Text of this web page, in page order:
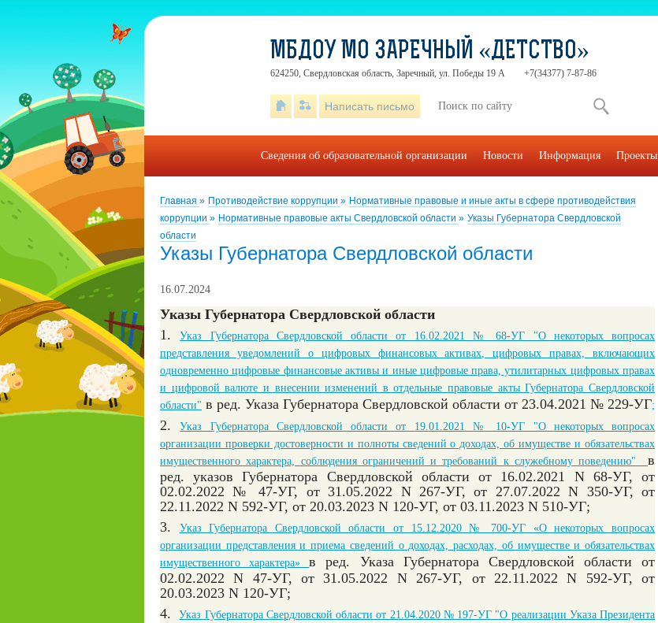
Главная » Противодействие коррупции » Нормативные правовые и иные акты в сфере противодействия
коррупции » Нормативные правовые акты Свердловской области » Указы Губернатора Свердловской
области
Указы Губернатора Свердловской области
16.07.2024
Указы Губернатора Свердловской области
1.Указ Губернатора Свердловской области от 16.02.2021 № 68-УГ "О некоторых вопросах
представления уведомлений о цифровых финансовых активах, цифровых правах, включающих
одновременно цифровые финансовые активы и иные цифровые права, утилитарных цифровых правах
и цифровой валюте и внесении изменений в отдельные правовые акты Губернатора Свердловской
области" в ред. Указа Губернатора Свердловской области от 23.04.2021 № 229-УГ;
2.Указ Губернатора Свердловской области от 19.01.2021 № 10-УГ "О некоторых вопросах
организации проверки достоверности и полноты сведений о доходах, об имуществе и обязательствах
имущественного характера, соблюдения ограничений и требований к служебному поведению" в
ред. указов Губернатора Свердловской области от 16.02.2021 N 68-УГ, от
02.02.2022 № 47-УГ, от 31.05.2022 N 267-УГ, от 27.07.2022 N 350-УГ, от
22.11.2022 N 592-УГ, от 20.03.2023 N 120-УГ, от 03.11.2023 N 510-УГ;
3.
Указ Губернатора Свердловской области от 15.12.2020 № 700-УГ «О некоторых вопросах
организации представления и приема сведений о доходах, расходах, об имуществе и обязательствах
имущественного характера»в ред. Указа Губернатора Свердловской области от
02.02.2022 N 47-УГ,от 31.05.2022 N 267-УГ, от 22.11.2022 N 592-УГ, от
20.03.2023 N 120-УГ;
4.Указ Губернатора Свердловской области от 21.04.2020 № 197-УГ "О реализации Указа Президента
МБДОУ МО ЗАРЕЧНЫЙ «ДЕТСТВО»
624250, Свердловская область, Заречный, ул. Победы 19 А +7(34377) 7-87-86
Написать письмо
Сведения об образовательной организации Новости Информация Проекты